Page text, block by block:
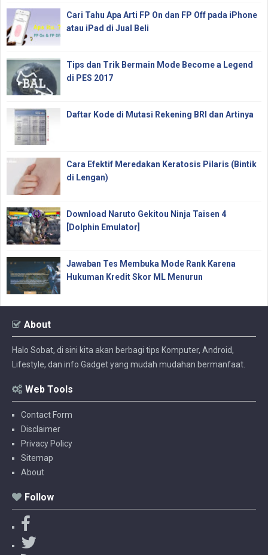
Cari Tahu Apa Arti FP On dan FP Off pada iPhone
atau iPad di Jual Beli
Tips dan Trik Bermain Mode Become a Legend
di PES 2017
Daftar Kode di Mutasi Rekening BRI dan Artinya
Cara Efektif Meredakan Keratosis Pilaris (Bintik
di Lengan)
Download Naruto Gekitou Ninja Taisen 4
[Dolphin Emulator]
Jawaban Tes Membuka Mode Rank Karena
Hukuman Kredit Skor ML Menurun
About
Halo Sobat, di sini kita akan berbagi tips Komputer, Android,
Lifestyle, dan info Gadget yang mudah mudahan bermanfaat.
Web Tools
Contact Form
Disclaimer
Privacy Policy
Sitemap
About
Follow
a
c